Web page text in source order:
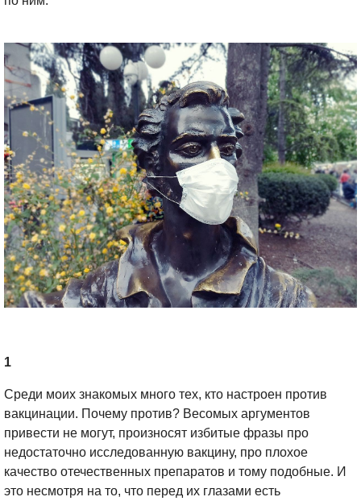
1
Среди моих знакомых много тех, кто настроен против
вакцинации. Почему против? Весомых аргументов
привести не могут, произносят избитые фразы про
недостаточно исследованную вакцину, про плохое
качество отечественных препаратов и тому подобные. И
это несмотря на то, что перед их глазами есть